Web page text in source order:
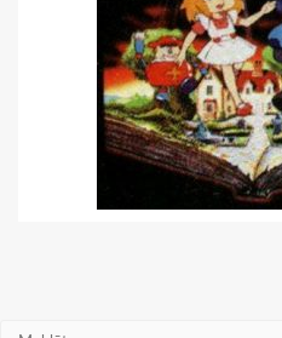
Meklēt: